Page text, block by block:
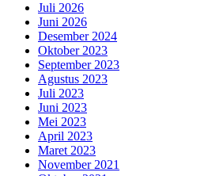
Juli 2026
Juni 2026
Desember 2024
Oktober 2023
September 2023
Agustus 2023
Juli 2023
Juni 2023
Mei 2023
April 2023
Maret 2023
November 2021